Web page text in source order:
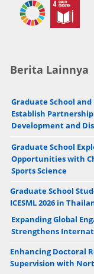
Berita Lainnya
Graduate School
Establish
Development and
Graduate School
Opportunities with
Sports Science
Graduate School
ICESML 2026 in
Expanding Global
Strengthens
Enhancing Doctoral
Supervision with